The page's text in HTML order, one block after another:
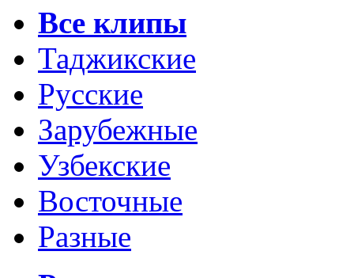
Все клипы
Таджикские
Русские
Зарубежные
Узбекские
Восточные
Разные